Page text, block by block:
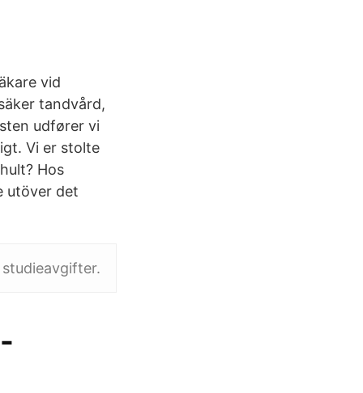
vid
tandvård,
udfører vi
Vi er stolte
Hos
utöver det